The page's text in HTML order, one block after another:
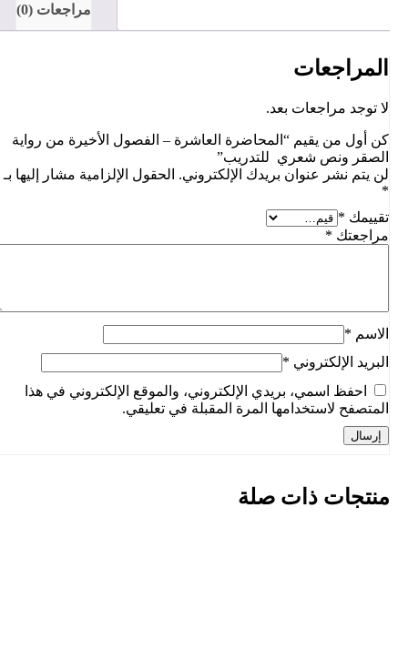
مراجعات (0)
المراجعات
لا توجد مراجعات بعد.
كن أول من يقيم “المحاضرة العاشرة – الفصول الأخيرة من رواية
الصقر ونص شعري للتدريب”
لن يتم نشر عنوان بريدك الإلكتروني. الحقول الإلزامية مشار إليها بـ
تقييمك*
مراجعتك*
الاسم*
البريد الإلكتروني*
احفظ اسمي، بريدي الإلكتروني، والموقع الإلكتروني في هذا
المتصفح لاستخدامها المرة المقبلة في تعليقي.
منتجات ذات صلة